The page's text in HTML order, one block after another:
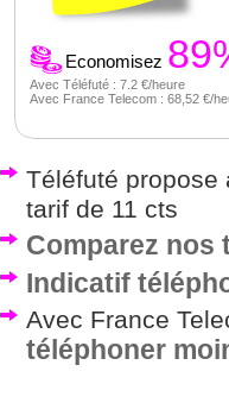
Economisez
Avec Téléfuté : 7.2 €/heure
Avec France Telecom : 68,52 €/
Téléfuté propose
tarif de 11 cts
Comparez nos
Indicatif
Avec France
téléphoner